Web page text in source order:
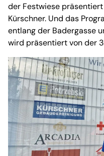
der Festwiese
Kürschner. Und das
entlang der Badergasse
wird präsentiert von der